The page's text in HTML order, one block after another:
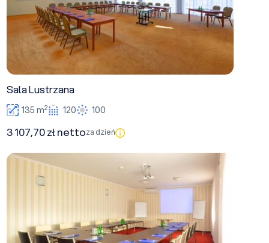
Sala Lustrzana
135 m2 120 100
3 107,70 zł nettoza dzień
Sala konferencyjna 2